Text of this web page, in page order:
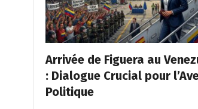
Arrivée de Figuera au
: Dialogue Crucial pour
Politique